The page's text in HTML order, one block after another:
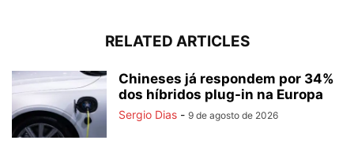
RELATED ARTICLES
Chineses já respondem por 34%
dos híbridos plug-in na Europa
Sergio Dias - 9 de agosto de 2026